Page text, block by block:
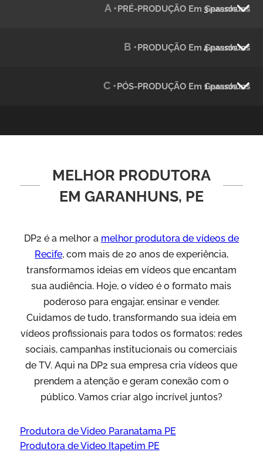
Julândia
Green Process
Vídeos de Produtos e Serviços
A •PRÉ-PRODUÇÃO Em Garanhuns
3 passos
B •PRODUÇÃO Em Garanhuns
4 passos
C •PÓS-PRODUÇÃO Em Garanhuns
1 passos
MELHOR PRODUTORA
EM GARANHUNS, PE
DP2 é a melhor a melhor produtora de vídeos de
Recife, com mais de 20 anos de experiência,
transformamos ideias em vídeos que encantam
sua audiência. Hoje, o vídeo é o formato mais
poderoso para engajar, ensinar e vender.
Cuidamos de tudo, transformando sua ideia em
vídeos profissionais para todos os formatos: redes
sociais, campanhas institucionais ou comerciais
de TV. Aqui na DP2 sua empresa cria vídeos que
prendem a atenção e geram conexão com o
público. Vamos criar algo incrível juntos?
Produtora de Video Paranatama PE
Produtora de Video Itapetim PE